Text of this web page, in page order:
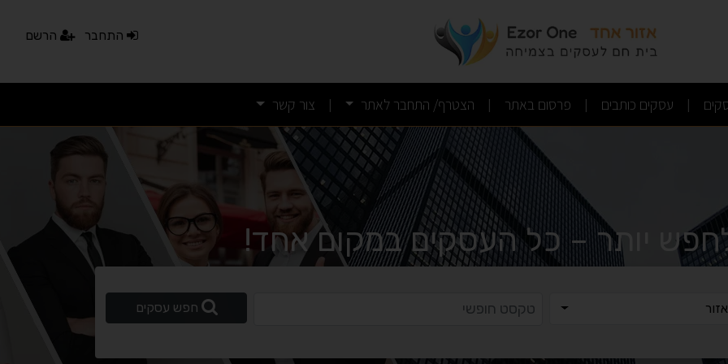
התחבר הרשם
| עסקים כותבים | פרסום באתר | הצטרף/ התחבר לאתר | צור קשר
יותר – כל העסקים במקום אחד!
חפש עסקים
נגישות מאת ASM Accessibility
A
A